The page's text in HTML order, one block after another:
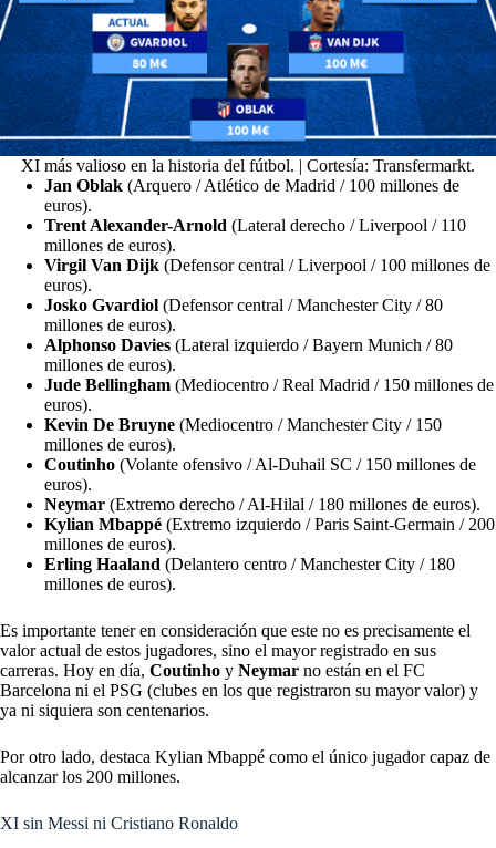
XI más valioso en la historia del fútbol. | Cortesía: Transfermarkt.
Jan Oblak (Arquero / Atlético de Madrid / 100 millones de
euros).
Trent Alexander-Arnold (Lateral derecho / Liverpool / 110
millones de euros).
Virgil Van Dijk (Defensor central / Liverpool / 100 millones de
euros).
Josko Gvardiol (Defensor central / Manchester City / 80
millones de euros).
Alphonso Davies (Lateral izquierdo / Bayern Munich / 80
millones de euros).
Jude Bellingham (Mediocentro / Real Madrid / 150 millones de
euros).
Kevin De Bruyne (Mediocentro / Manchester City / 150
millones de euros).
Coutinho (Volante ofensivo / Al-Duhail SC / 150 millones de
euros).
Neymar (Extremo derecho / Al-Hilal / 180 millones de euros).
Kylian Mbappé (Extremo izquierdo / Paris Saint-Germain / 200
millones de euros).
Erling Haaland (Delantero centro / Manchester City / 180
millones de euros).
Es importante tener en consideración que este no es precisamente el
valor actual de estos jugadores, sino el mayor registrado en sus
carreras. Hoy en día, Coutinho y Neymar no están en el FC
Barcelona ni el PSG (clubes en los que registraron su mayor valor) y
ya ni siquiera son centenarios.
Por otro lado, destaca Kylian Mbappé como el único jugador capaz de
alcanzar los 200 millones.
XI sin Messi ni Cristiano Ronaldo